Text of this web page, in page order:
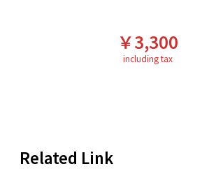
￥3,300
including tax
Related Link